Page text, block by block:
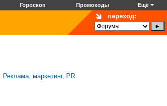
Гороскоп Промокоды Ещё
переход:
Реклама, маркетинг, PR